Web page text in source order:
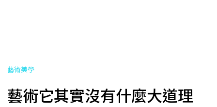
藝術美學
藝術它其實沒有什麼大道理